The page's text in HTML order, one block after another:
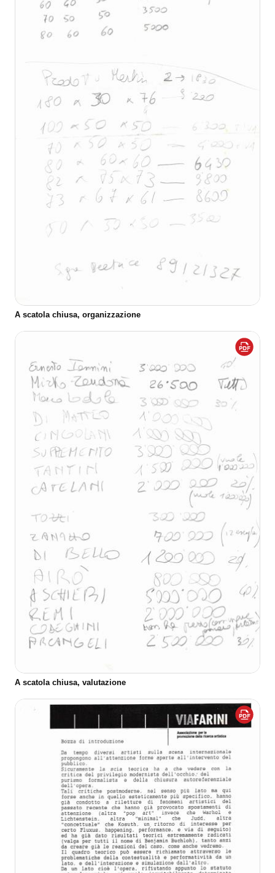
A scatola chiusa, organizzazione
A scatola chiusa, valutazione